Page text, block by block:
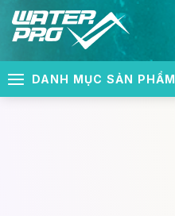
DANH MỤC SẢN PHẨM